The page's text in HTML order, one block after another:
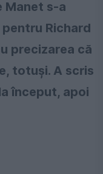
Manet s-a
Richard
precizarea că
totuși. A scris
început, apoi